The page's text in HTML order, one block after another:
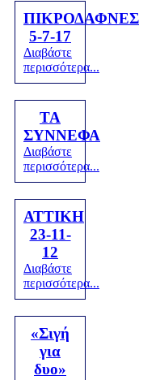
ΠΙΚΡΟΔΑΦΝΕΣ
5-7-17
Διαβάστε
περισσότερα...
TA
ΣΥΝΝΕΦΑ
Διαβάστε
περισσότερα...
ΑΤΤΙΚΗ
23-11-
12
Διαβάστε
περισσότερα...
«Σιγή
για
δυο»